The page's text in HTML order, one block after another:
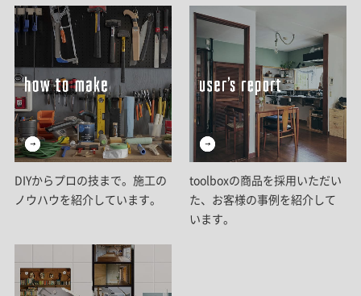
DIYからプロの技まで。施工の
ノウハウを紹介しています。
toolboxの商品を採用いただい
た、お客様の事例を紹介して
います。